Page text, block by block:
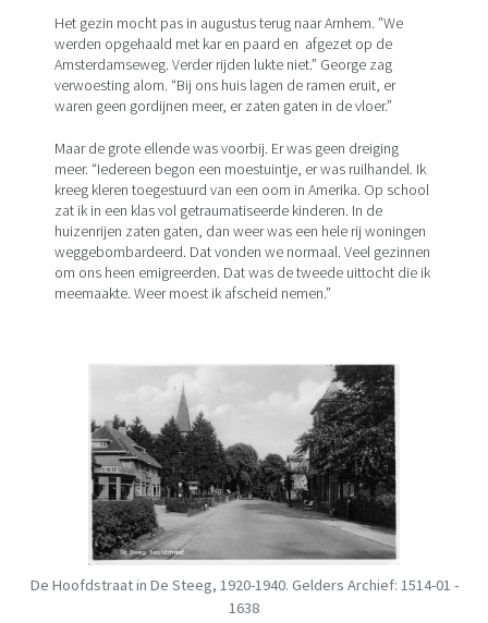
Het gezin mocht pas in augustus terug naar Arnhem. ”We
werden opgehaald met kar en paard en afgezet op de
Amsterdamseweg. Verder rijden lukte niet.” George zag
verwoesting alom. “Bij ons huis lagen de ramen eruit, er
waren geen gordijnen meer, er zaten gaten in de vloer.”
Maar de grote ellende was voorbij. Er was geen dreiging
meer. “Iedereen begon een moestuintje, er was ruilhandel. Ik
kreeg kleren toegestuurd van een oom in Amerika. Op school
zat ik in een klas vol getraumatiseerde kinderen. In de
huizenrijen zaten gaten, dan weer was een hele rij woningen
weggebombardeerd. Dat vonden we normaal. Veel gezinnen
om ons heen emigreerden. Dat was de tweede uittocht die ik
meemaakte. Weer moest ik afscheid nemen.”
De Hoofdstraat in De Steeg, 1920-1940. Gelders Archief: 1514-01 -
1638